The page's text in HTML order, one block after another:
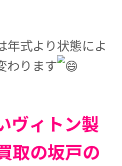
年式より状態によ
わります
ヴィトン製
取の坂戸の